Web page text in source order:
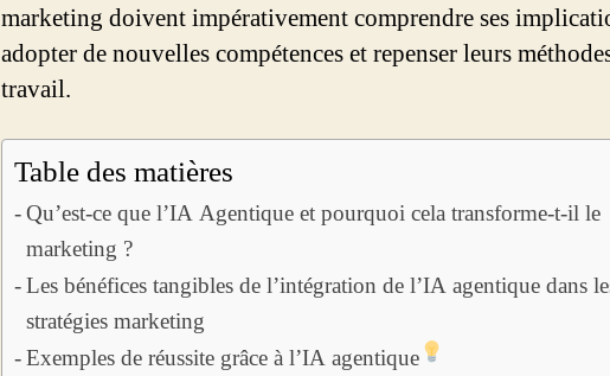
marketing doivent impérativement comprendre ses
adopter de nouvelles compétences et repenser leurs
travail.
Table des matières
Qu’est-ce que l’IA Agentique et pourquoi cela transforme-t-il le
marketing ?
Les bénéfices tangibles de l’intégration de l’IA agentique dans
stratégies marketing
Exemples de réussite grâce à l’IA agentique